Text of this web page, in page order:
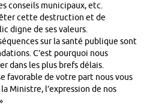
conseils municipaux, etc.
cette destruction et de
digne de ses valeurs.
sur la santé publique sont
C’est pourquoi nous
dans les plus brefs délais.
favorable de votre part nous vous
Ministre, l’expression de nos